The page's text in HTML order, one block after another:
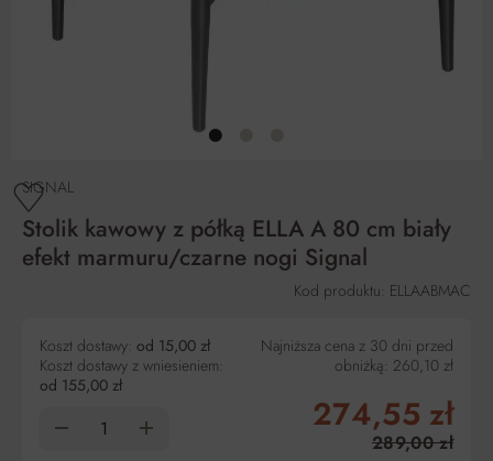
SIGNAL
Stolik kawowy z półką ELLA A 80 cm biały
efekt marmuru/czarne nogi Signal
Kod produktu: ELLAABMAC
Koszt dostawy: od 15,00 zł
Koszt dostawy z wniesieniem:
od 155,00 zł
Najniższa cena z 30 dni przed
obniżką: 260,10 zł
274,55 zł
289,00 zł